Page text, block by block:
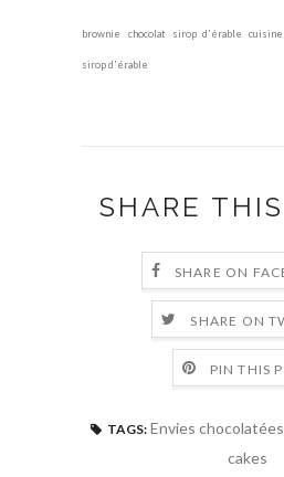
brownie chocolat, sirop d'érable ,
sirop d'érable
SHARE
SHARE ON
SHARE ON
PIN THIS
TAGS: Envies chocolatées
cakes